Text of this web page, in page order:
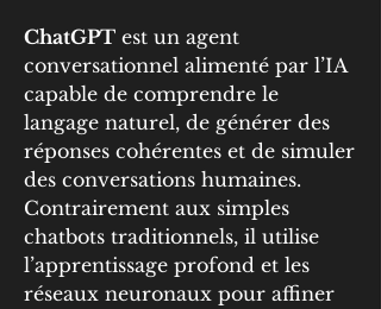
ChatGPT est un agent
conversationnel alimenté par l’IA
capable de comprendre le
langage naturel, de générer des
réponses cohérentes et de simuler
des conversations humaines.
Contrairement aux simples
chatbots traditionnels, il utilise
l’apprentissage profond et les
réseaux neuronaux pour affiner